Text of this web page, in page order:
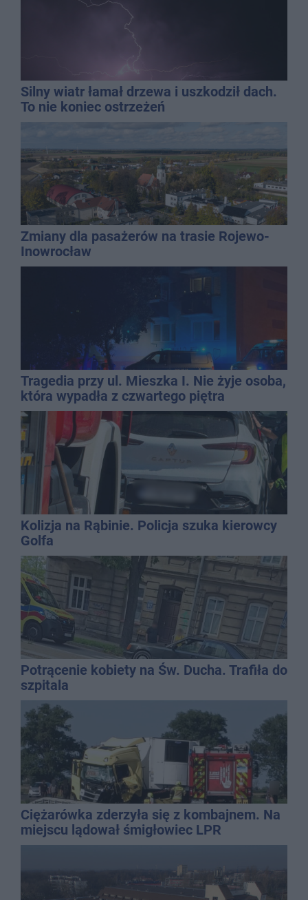
Silny wiatr łamał drzewa i uszkodził dach.
To nie koniec ostrzeżeń
Zmiany dla pasażerów na trasie Rojewo-
Inowrocław
Tragedia przy ul. Mieszka I. Nie żyje osoba,
która wypadła z czwartego piętra
Kolizja na Rąbinie. Policja szuka kierowcy
Golfa
Potrącenie kobiety na Św. Ducha. Trafiła do
szpitala
Ciężarówka zderzyła się z kombajnem. Na
miejscu lądował śmigłowiec LPR